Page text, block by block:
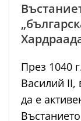
През 1040
Василий II,
да е